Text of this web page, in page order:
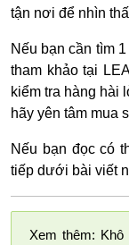
tận nơi để nhìn
Nếu bạn cần tìm
tham khảo tại
kiểm tra hàng hài
hãy yên tâm mua
Nếu bạn đọc có
tiếp dưới bài viết
Xem thêm: